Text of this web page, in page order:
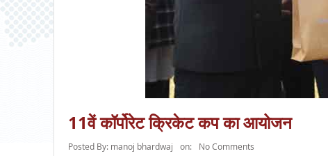
11वें कॉर्पोरेट क्रिकेट कप का आयोजन
Posted By: manoj bhardwaj on: No Comments